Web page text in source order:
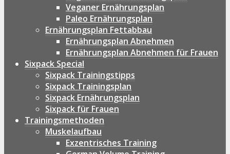
Veganer Ernährungsplan
Paleo Ernährungsplan
Ernährungsplan Fettabbau
Ernährungsplan Abnehmen
Ernährungsplan Abnehmen für Frauen
Sixpack Special
Sixpack Trainingstipps
Sixpack Trainingsplan
Sixpack Ernährungsplan
Sixpack für Frauen
Trainingsmethoden
Muskelaufbau
Exzentrisches Training